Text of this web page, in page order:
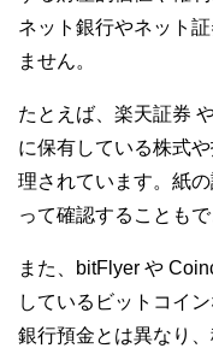
ネット銀行やネット
ません。
たとえば、楽天証券
に保有している株式
理されています。紙
って確認することもで
また、bitFlyer や
しているビットコイ
銀行預金とは異なり